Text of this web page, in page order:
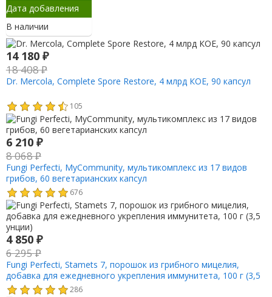
Дата добавления
В наличии
14 180 ₽
18 408₽
Dr. Mercola, Complete Spore Restore, 4 млрд КОЕ, 90 капсул
105
6 210 ₽
8 068₽
Fungi Perfecti, MyCommunity, мультикомплекс из 17 видов
грибов, 60 вегетарианских капсул
676
4 850 ₽
6 295₽
Fungi Perfecti, Stamets 7, порошок из грибного мицелия,
добавка для ежедневного укрепления иммунитета, 100 г (3,5
унции)
286